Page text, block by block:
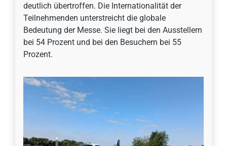
deutlich übertroffen. Die Internationalität der
Teilnehmenden unterstreicht die globale
Bedeutung der Messe. Sie liegt bei den Ausstellern
bei 54 Prozent und bei den Besuchern bei 55
Prozent.